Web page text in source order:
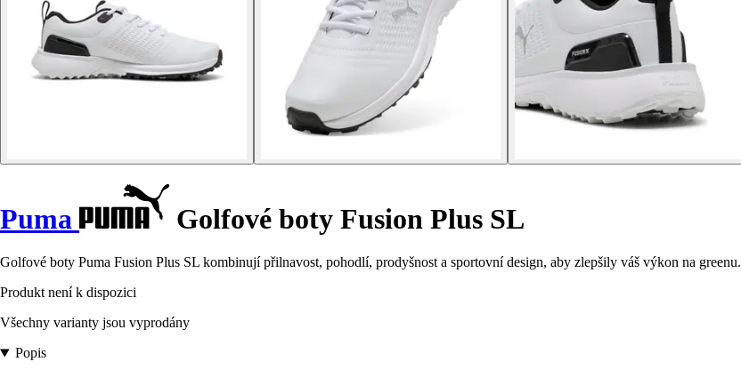
Puma Golfové boty Fusion Plus SL
Golfové boty Puma Fusion Plus SL kombinují přilnavost, pohodlí, prodyšnost a sportovní design, aby zlepšily váš výkon na greenu.
Produkt není k dispozici
Všechny varianty jsou vyprodány
Popis